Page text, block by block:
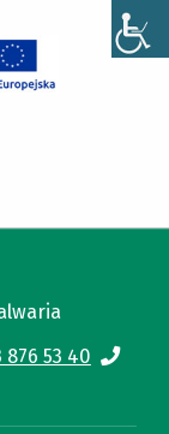
876 53 40